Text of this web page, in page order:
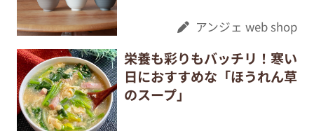
アンジェ web shop
栄養も彩りもバッチリ！寒い
日におすすめな「ほうれん草
のスープ」